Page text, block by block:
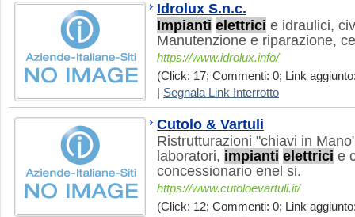
Idrolux S.n.c.
Impianti elettrici e idraulici,
Manutenzione e riparazione,
https://www.idrolux.info/
(Click: 17; Commenti: 0; Link
Segnala Link Interrotto
Cutolo & Vartuli
Ristrutturazioni "chiavi in
laboratori, impianti elettrici e
concessionario enel si.
https://www.cutoloevartuli.it/
(Click: 12; Commenti: 0; Link